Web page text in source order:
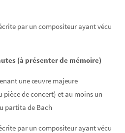
par un compositeur ayant vécu
(à présenter de mémoire)
une œuvre majeure
pièce de concert) et au moins un
partita de Bach
par un compositeur ayant vécu